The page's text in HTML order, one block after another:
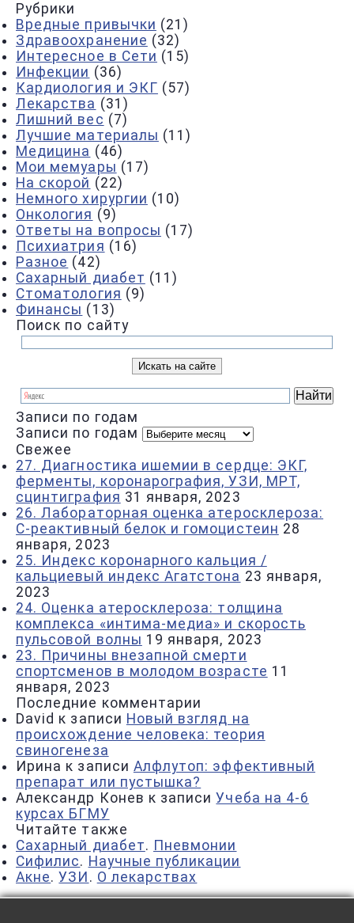
Рубрики
Вредные привычки (21)
Здравоохранение (32)
Интересное в Сети (15)
Инфекции (36)
Кардиология и ЭКГ (57)
Лекарства (31)
Лишний вес (7)
Лучшие материалы (11)
Медицина (46)
Мои мемуары (17)
На скорой (22)
Немного хирургии (10)
Онкология (9)
Ответы на вопросы (17)
Психиатрия (16)
Разное (42)
Сахарный диабет (11)
Стоматология (9)
Финансы (13)
Поиск по сайту
Записи по годам
Записи по годам
Свежее
27. Диагностика ишемии в сердце: ЭКГ,
ферменты, коронарография, УЗИ, МРТ,
сцинтиграфия 31 января, 2023
26. Лабораторная оценка атеросклероза:
С-реактивный белок и гомоцистеин 28
января, 2023
25. Индекс коронарного кальция /
кальциевый индекс Агатстона 23 января,
2023
24. Оценка атеросклероза: толщина
комплекса «интима-медиа» и скорость
пульсовой волны 19 января, 2023
23. Причины внезапной смерти
спортсменов в молодом возрасте 11
января, 2023
Последние комментарии
David к записи Новый взгляд на
происхождение человека: теория
свиногенеза
Ирина к записи Алфлутоп: эффективный
препарат или пустышка?
Александр Конев к записиУчеба на 4-6
курсах БГМУ
Читайте также
Сахарный диабет. Пневмонии
Сифилис. Научные публикации
Акне.УЗИ . О лекарствах